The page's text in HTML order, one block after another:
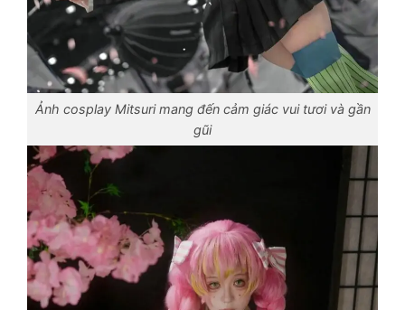
Ảnh cosplay Mitsuri mang đến cảm giác vui tươi và gần
gũi